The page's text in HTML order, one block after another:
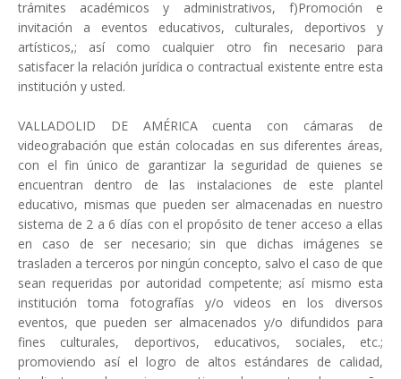
trámites académicos y administrativos, f)Promoción e
invitación a eventos educativos, culturales, deportivos y
artísticos,; así como cualquier otro fin necesario para
satisfacer la relación jurídica o contractual existente entre esta
institución y usted.
VALLADOLID DE AMÉRICA cuenta con cámaras de
videograbación que están colocadas en sus diferentes áreas,
con el fin único de garantizar la seguridad de quienes se
encuentran dentro de las instalaciones de este plantel
educativo, mismas que pueden ser almacenadas en nuestro
sistema de 2 a 6 días con el propósito de tener acceso a ellas
en caso de ser necesario; sin que dichas imágenes se
trasladen a terceros por ningún concepto, salvo el caso de que
sean requeridas por autoridad competente; así mismo esta
institución toma fotografías y/o videos en los diversos
eventos, que pueden ser almacenados y/o difundidos para
fines culturales, deportivos, educativos, sociales, etc.;
promoviendo así el logro de altos estándares de calidad,